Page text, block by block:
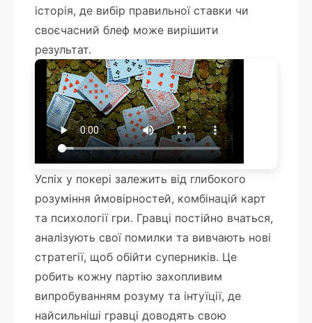
історія, де вибір правильної ставки чи
своєчасний блеф може вирішити
результат.
Успіх у покері залежить від глибокого
розуміння ймовірностей, комбінацій карт
та психології гри. Гравці постійно вчаться,
аналізують свої помилки та вивчають нові
стратегії, щоб обійти суперників. Це
робить кожну партію захопливим
випробуванням розуму та інтуїції, де
найсильніші гравці доводять свою